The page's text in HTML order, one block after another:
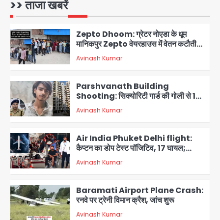
>> ताजा खबरें
1
2
Zepto Dhoom: ग्रेटर नोएडा के धूम
मानिकपुर Zepto वेयरहाउस में वेतन कटौती
को लेकर 100 से ज्यादा कर्मचारियों का विरोध
प्रदर्शन
Avinash Kumar
3
Parshvanath Building
Shooting: सिक्योरिटी गार्ड की गोली से 17
वर्षीय किशोर की मौत
Avinash Kumar
4
Air India Phuket Delhi flight:
कैप्टन का डोप टेस्ट पॉजिटिव, 17 घायल;
DGCA जांच जारी
Avinash Kumar
Baramati Airport Plane Crash:
रनवे पर ट्रेनी विमान क्रैश, जांच शुरू
Avinash Kumar